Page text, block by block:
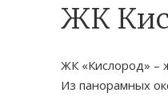
ЖК
ЖК «Кислород» –
Из панорамных